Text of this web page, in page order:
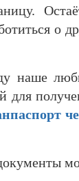
о
наше
для